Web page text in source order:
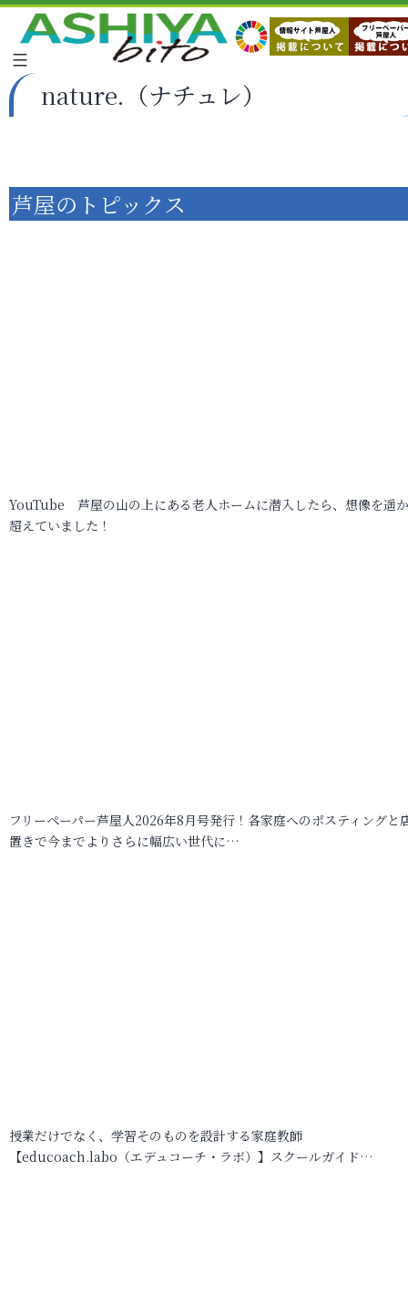
nature.（ナチュレ）
芦屋のトピックス
YouTube 芦屋の山の上にある老人ホームに潜入したら、想像を遥
超えていました！
フリーペーパー芦屋人2026年8月号発行！各家庭へのポスティングと
置きで今までよりさらに幅広い世代に…
授業だけでなく、学習そのものを設計する家庭教師
【educoach.labo（エデュコーチ・ラボ）】スクールガイド…